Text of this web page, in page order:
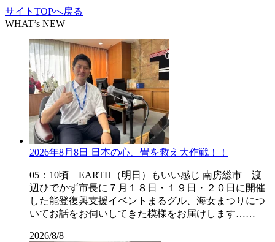
サイトTOPへ戻る
WHAT’s NEW
2026年8月8日 日本の心、畳を救え大作戦！！
05：10頃 EARTH（明日）もいい感じ 南房総市 渡
辺ひでかず市長に７月１８日・１９日・２０日に開催
した能登復興支援イベントまるグル、海女まつりにつ
いてお話をお伺いしてきた模様をお届けします……
2026/8/8